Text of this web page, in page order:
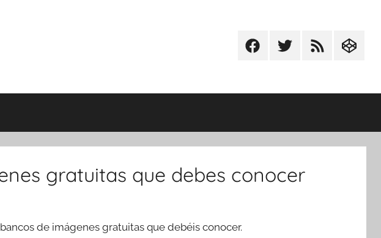
FacebookTwitterRSS
gratuitas que debes conocer
de imágenes gratuitas que debéis conocer.